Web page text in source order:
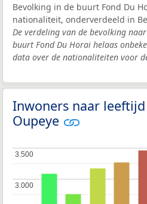
Bevolking in de buurt Fond Du
nationaliteit, onderverdeeld in
De verdeling van de bevolking
buurt Fond Du Horai helaas
data over de nationaliteiten voor
Inwoners naar
Oupeye
3.000
3.000
3.500
3.500